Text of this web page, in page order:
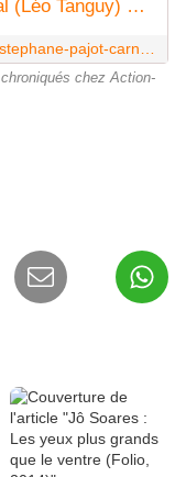
Stéphane Pajot : Carnaval infernal (Léo Tanguy) - Le blog de Claude LE NOCHER
chez Action-